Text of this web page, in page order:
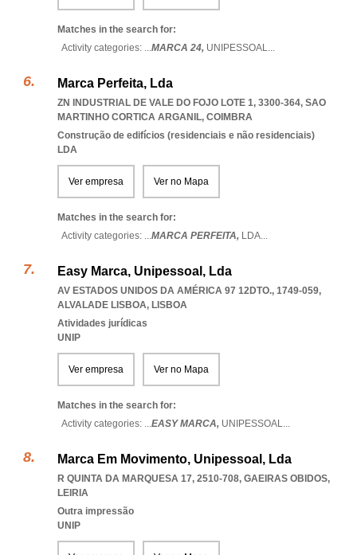
Matches in the search for:
Activity categories: ...MARCA 24, UNIPESSOAL...
Marca Perfeita, Lda
ZN INDUSTRIAL DE VALE DO FOJO LOTE 1, 3300-364, SAO
MARTINHO CORTICA ARGANIL, COIMBRA
Construção de edifícios (residenciais e não residenciais)
LDA
Ver empresa Ver no Mapa
Matches in the search for:
Activity categories: ...MARCA PERFEITA, LDA...
Easy Marca, Unipessoal, Lda
AV ESTADOS UNIDOS DA AMÉRICA 97 12DTO., 1749-059,
ALVALADE LISBOA, LISBOA
Atividades jurídicas
UNIP
Ver empresa Ver no Mapa
Matches in the search for:
Activity categories: ...EASY MARCA, UNIPESSOAL...
Marca Em Movimento, Unipessoal, Lda
R QUINTA DA MARQUESA 17, 2510-708, GAEIRAS OBIDOS,
LEIRIA
Outra impressão
UNIP